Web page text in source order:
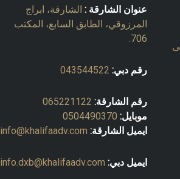
عنوان الشارقة : الشارقة، ابراج
المرزوقي، الطابق السابع، المكتب
706.
رقم دبي: 043544522
رقم الشارقة: 065221122
موبايل: 0504490370
ايميل الشارقة: info@khalifaadv.com
ايميل دبي: info.dxb@khalifaadv.com